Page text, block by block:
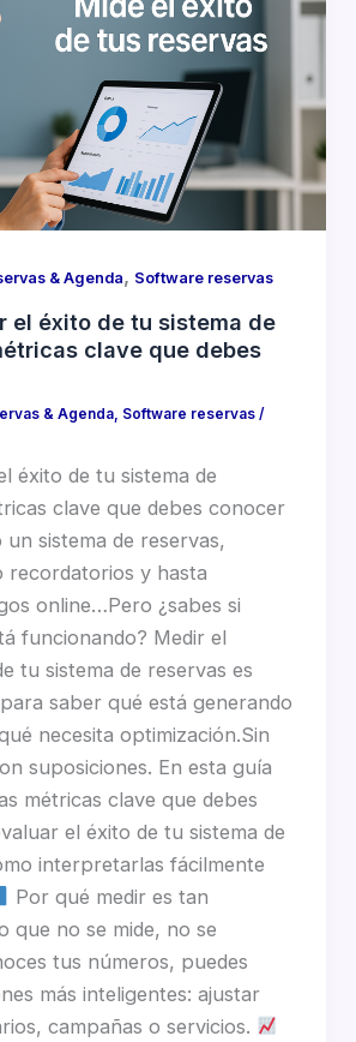
& Agenda, Software reservas
el éxito de tu sistema de
clave que debes
& Agenda, Software reservas/
éxito de tu sistema de
clave que debes conocer
un sistema de reservas,
recordatorios y hasta
online…Pero ¿sabes si
funcionando? Medir el
tu sistema de reservas es
saber qué está generando
necesita optimización.Sin
suposiciones. En esta guía
métricas clave que debes
el éxito de tu sistema de
interpretarlas fácilmente
Por qué medir es tan
que no se mide, no se
tus números, puedes
más inteligentes: ajustar
campañas o servicios.